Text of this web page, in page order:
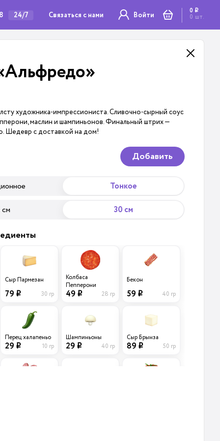
24/7 Связаться с нами Войти 0 i
0 шт.
художника-импрессиониста. Сливочно-сырный соус
маслин и шампиньонов. Финальный штрих —
Шедевр с доставкой на дом!
Добавить
Тонкое
30 см
Сыр Пармезан
79 i 30 гр
Колбаса
Пепперони
49 i 28 гр
Бекон
59 i 40 гр
Перец халапеньо
29 i 10 гр
Шампиньоны
29 i 40 гр
Сыр Брынза
89 i 50 гр